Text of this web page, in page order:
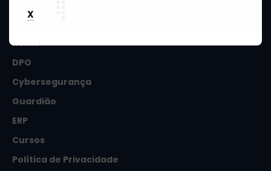
Mapa do site
Home
DPO
Cybersegurança
Guardião
ERP
Cursos
Política de Privacidade
X